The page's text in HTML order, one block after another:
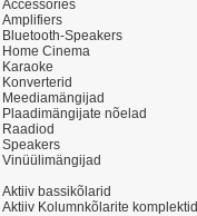
Accessories
Amplifiers
Bluetooth-Speakers
Home Cinema
Karaoke
Konverterid
Meediamängijad
Plaadimängijate nõelad
Raadiod
Speakers
Vinüülimängijad
Aktiiv bassikõlarid
Aktiiv Kolumnkõlarite komplektid